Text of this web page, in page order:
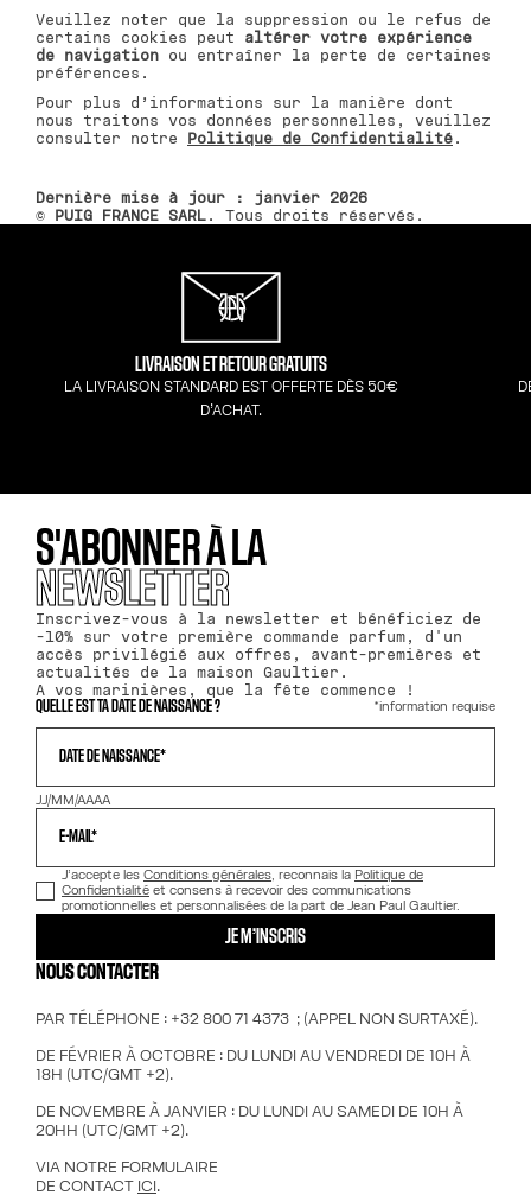
Veuillez noter que la suppression ou le refus de
certains cookies peut altérer votre expérience
de navigation ou entraîner la perte de certaines
préférences.
Pour plus d’informations sur la manière dont
nous traitons vos données personnelles, veuillez
consulter notre Politique de Confidentialité .
Dernière mise à jour : janvier 2026
© PUIG FRANCE SARL . Tous droits réservés.
LIVRAISON ET RETOUR GRATUITS
LA LIVRAISON STANDARD EST OFFERTE DÈS 50€
D’ACHAT.
S'ABONNER À LA
NEWSLETTER
Inscrivez-vous à la newsletter et bénéficiez de
-10% sur votre première commande parfum, d'un
accès privilégié aux offres, avant-premières et
actualités de la maison Gaultier.
A vos marinières, que la fête commence !
QUELLE EST TA DATE DE NAISSANCE ? *information requise
DATE DE NAISSANCE*
JJ/MM/AAAA
E-MAIL*
J’accepte les Conditions générales, reconnais la Politique de
Confidentialité et consens à recevoir des communications
promotionnelles et personnalisées de la part de Jean Paul Gaultier.
JE M’INSCRIS
NOUS CONTACTER
PAR TÉLÉPHONE : +32 800 71 4373 ; (APPEL NON SURTAXÉ).
DE FÉVRIER À OCTOBRE : DU LUNDI AU VENDREDI DE 10H À
18H (UTC/GMT +2).
DE NOVEMBRE À JANVIER : DU LUNDI AU SAMEDI DE 10H À
20HH (UTC/GMT +2).
VIA NOTRE FORMULAIRE
DE CONTACT ICI.